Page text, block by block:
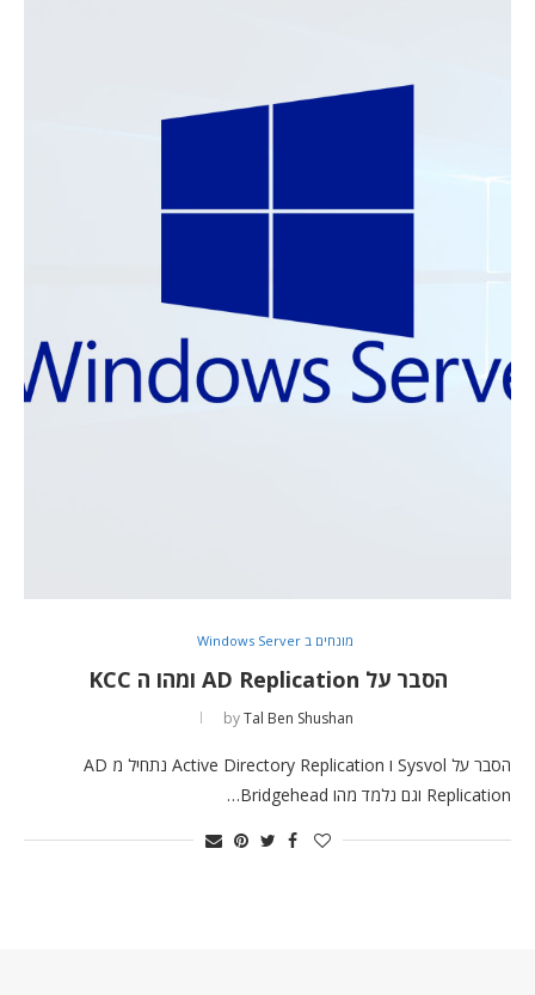
מונחים ב Windows Server
הסבר על AD Replication ומהו ה KCC
byTal Ben Shushan
הסבר על Sysvol ו Active Directory Replication נתחיל מ AD
Replication וגם נלמד מהו Bridgehead…